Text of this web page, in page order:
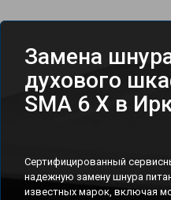
Замена
духового
SMA 6 X в
Сертифицированный
надежную замену шнура
известных марок, включая